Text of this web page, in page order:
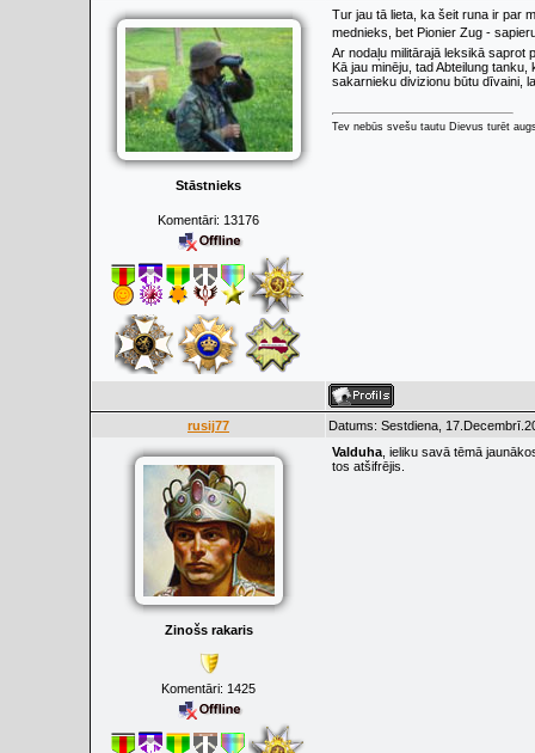
Stāstnieks
Komentāri: 13176
Tur jau tā lieta, ka šeit runa ir par
mednieks, bet Pionier Zug -
Ar nodaļu militārajā leksikā saprot
Kā jau minēju, tad Abteilung
sakarnieku divizionu būtu dīvaini,
Tev nebūs svešu tautu Dievus turēt
rusij77 Datums: Sestdiena,
Zinošs rakaris
Komentāri: 1425
Valduha , ieliku savā tēmā
tos atšifrējis.